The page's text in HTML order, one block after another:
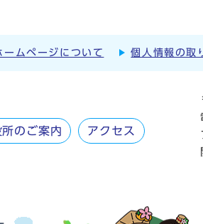
ームページについて 個人情報の取
所のご案内 アクセス